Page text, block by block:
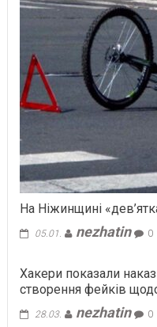
На Ніжинщині
05.01. nezhatin 0
Хакери показали
створення фейків
28.03. nezhatin 0